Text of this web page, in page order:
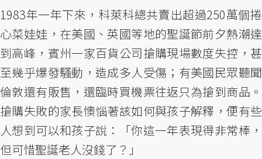
1983年一年下來，科萊科總共賣出超過250萬個捲
心菜娃娃，在美國、英國等地的聖誕節前夕熱潮達
到高峰，賓州一家百貨公司搶購現場數度失控，甚
至幾乎爆發騷動，造成多人受傷；有美國民眾聽聞
倫敦還有販售，還臨時買機票往返只為搶到商品。
搶購失敗的家長懊惱著該如何與孩子解釋，便有些
人想到可以和孩子說：「你這一年表現得非常棒，
但可惜聖誕老人沒錢了？」